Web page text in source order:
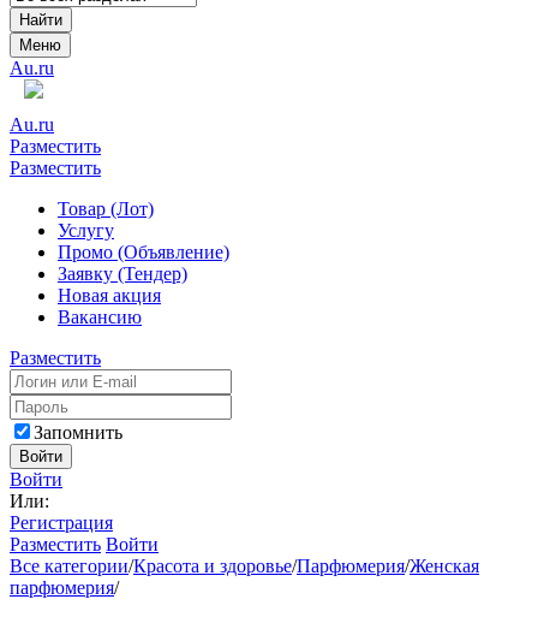
Найти
Меню
Au.ru
Au.ru
Разместить
Разместить
Товар (Лот)
Услугу
Промо (Объявление)
Заявку (Тендер)
Новая акция
Вакансию
Разместить
Запомнить
Войти
Войти
Или:
Регистрация
Разместить Войти
Все категории/Красота и здоровье/Парфюмерия/Женская
парфюмерия/